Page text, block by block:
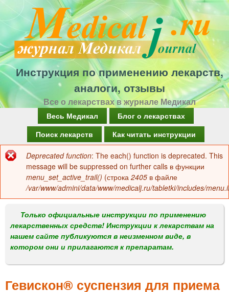
Перейти
к
основному
содержанию
Инструкция по применению лекарств,
аналоги, отзывы
Все о лекарствах в журнале Медикал
а
в
о
м
е
н
Весь Медикал
Блог о лекарствах
Поиск лекарств
Как читать инструкции
Сообщение
об
ошибке
Deprecated function: The each() function is deprecated. This
message will be suppressed on further calls в функции
menu_set_active_trail() (строка 2405 в файле
/var/www/admini/data/www/medicalj.ru/tabletki/includes/
Только официальные инструкции по применению
лекарственных средств! Инструкции к лекарствам на
нашем сайте публикуются в неизменном виде, в
котором они и прилагаются к препаратам.
Гевискон® суспензия для приема